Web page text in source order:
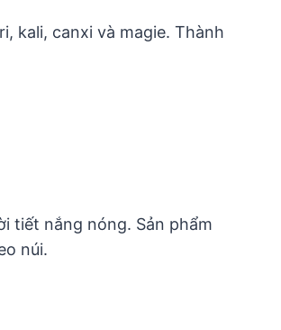
kali, canxi và magie. Thành
tiết nắng nóng. Sản phẩm
núi.